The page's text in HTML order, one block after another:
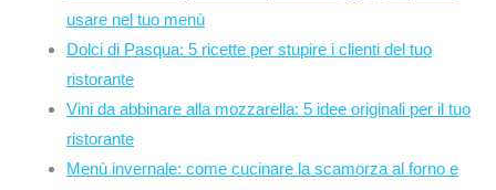
usare nel tuo menù
Dolci di Pasqua: 5 ricette per stupire i clienti del tuo
ristorante
Vini da abbinare alla mozzarella: 5 idee originali per il tuo
ristorante
Menù invernale: come cucinare la scamorza al forno e